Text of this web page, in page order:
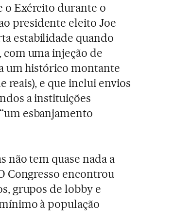
o Exército durante o
presidente eleito Joe
estabilidade quando
com uma injeção de
um histórico montante
reais), e que inclui envios
a instituições
esbanjamento
não tem quase nada a
Congresso encontrou
grupos de lobby e
à população